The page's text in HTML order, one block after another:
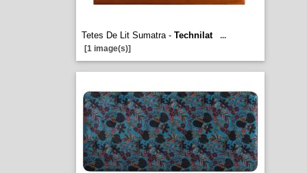
Tetes De Lit Sumatra - Technilat
...
[1 image(s)]